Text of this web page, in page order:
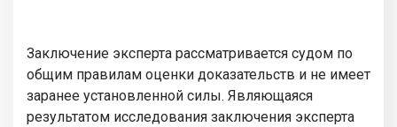
Заключение эксперта рассматривается судом по
общим правилам оценки доказательств и не имеет
заранее установленной силы. Являющаяся
результатом исследования заключения эксперта